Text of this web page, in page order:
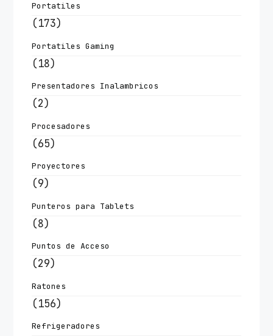
Portatiles
(173)
Portatiles Gaming
(18)
Presentadores Inalambricos
(2)
Procesadores
(65)
Proyectores
(9)
Punteros para Tablets
(8)
Puntos de Acceso
(29)
Ratones
(156)
Refrigeradores